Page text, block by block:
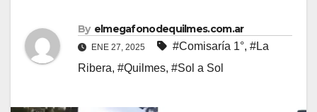
By elmegafonodequilmes.com.ar
ENE 27, 2025 #Comisaría 1°, #La
Ribera, #Quilmes, #Sol a Sol